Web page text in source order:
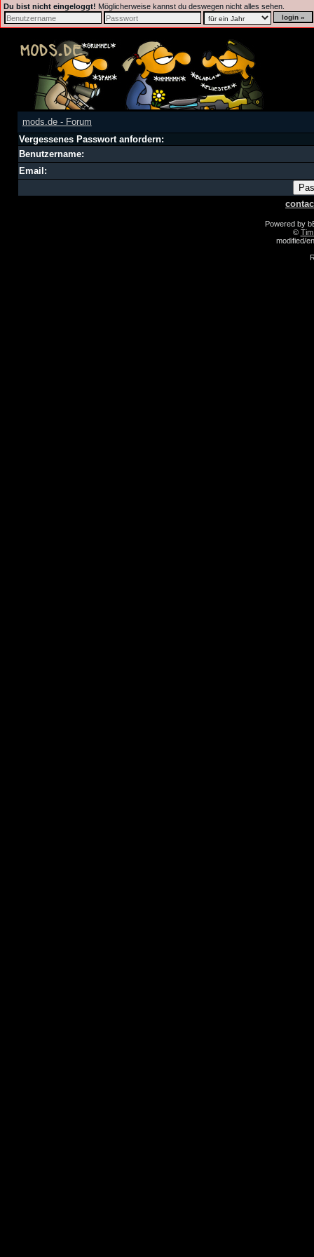
Du bist nicht eingeloggt! Möglicherweise kannst du deswegen nicht alles sehen.
mods.de - Forum
Vergessenes Passwort anfordern:
Benutzername:
Email:
Powered by
©
modified/